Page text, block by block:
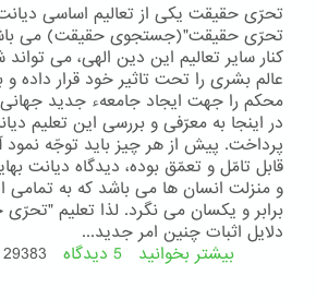
تحرّی حقیقت یکی از تعالیم اساسی
تحرّی حقیقت"(جستجوی حقیقت) می
کنار سایر تعالیم این دین الهی، می
عالم بشری را تحت تاثیر خود قرار داده
محکم را جهت ایجاد جامعهء جدید
در اینجا به معرّفی و بررسی این تعلیم
پرداخت. پیش از هر چیز باید توجّه نمود
قابل تامّل و تعمّق بوده، دیدگاه دیانت
و منزلت انسان ها می باشد که به تمامی
برابر و یکسان می نگرد. لذا تعلیم
دلایل اثبات چنین امر جدید...
بیشتر بخوانید درباره
5 دیدگاه 29383 بازدید